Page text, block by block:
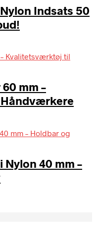
Indsats 50
mm –
Nylon 40 mm –